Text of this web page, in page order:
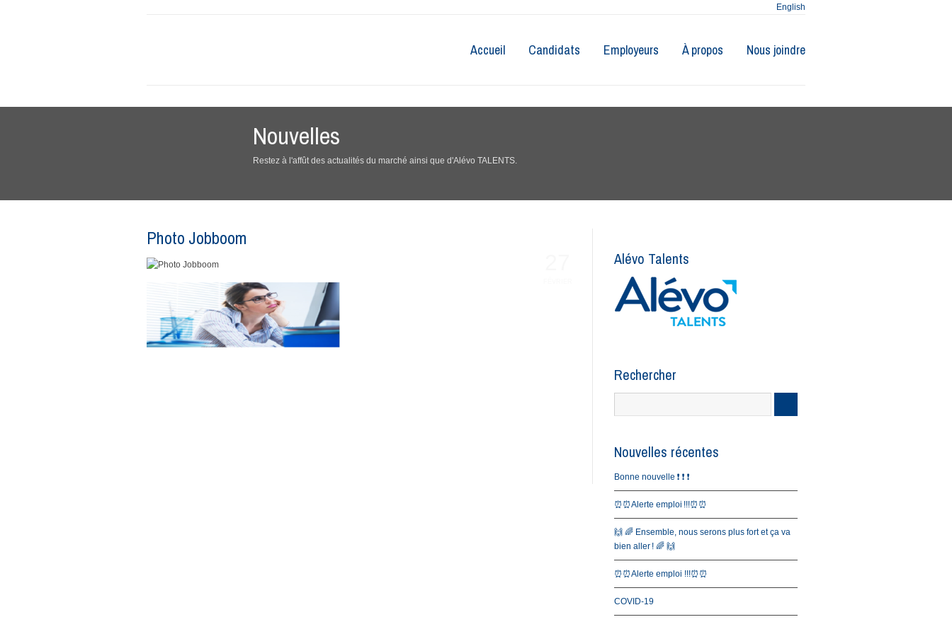
English
Accueil Candidats Employeurs À propos Nous joindre
Nouvelles
Restez à l'affût des actualités du marché ainsi que d'Alévo TALENTS.
Photo Jobboom
Alévo Talents
Rechercher
Nouvelles récentes
Bonne nouvelle ❗️ ❗️ ❗️
⏰⏰Alerte emploi !!!⏰⏰
🙌 🌈 Ensemble, nous serons plus fort et ça va
bien aller ! 🌈 🙌
⏰⏰Alerte emploi !!!⏰⏰
COVID-19